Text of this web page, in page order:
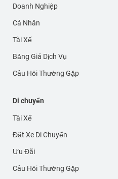
Doanh Nghiệp
Cá Nhân
Tài Xế
Bảng Giá Dịch Vụ
Câu Hỏi Thường Gặp
Di chuyển
Tài Xế
Đặt Xe Di Chuyển
Ưu Đãi
Câu Hỏi Thường Gặp